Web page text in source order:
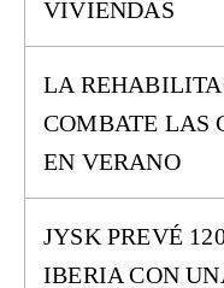
VIVIENDAS
LA
COMBATE LAS
EN VERANO
JYSK PREVÉ
IBERIA CON